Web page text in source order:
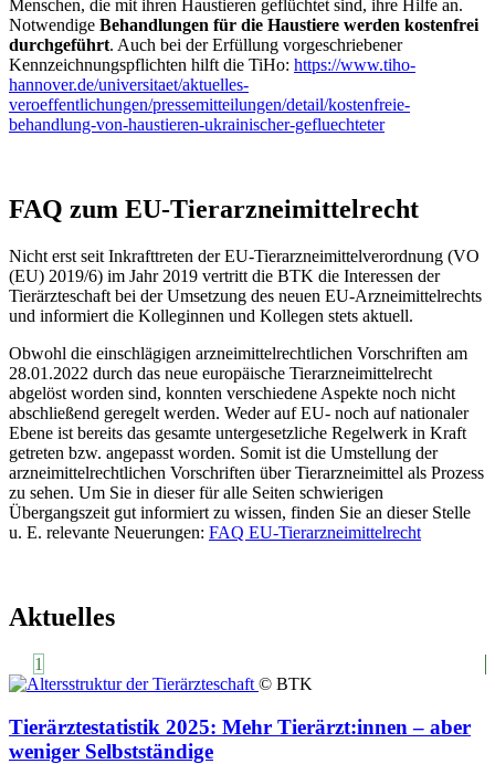
Menschen, die mit ihren Haustieren geflüchtet sind, ihre Hilfe an.
Notwendige Behandlungen für die Haustiere werden kostenfrei
durchgeführt. Auch bei der Erfüllung vorgeschriebener
Kennzeichnungspflichten hilft die TiHo: https://www.tiho-
hannover.de/universitaet/aktuelles-
veroeffentlichungen/pressemitteilungen/detail/kostenfreie-
behandlung-von-haustieren-ukrainischer-gefluechteter
FAQ zum EU-Tierarzneimittelrecht
Nicht erst seit Inkrafttreten der EU-Tierarzneimittelverordnung (VO
(EU) 2019/6) im Jahr 2019 vertritt die BTK die Interessen der
Tierärzteschaft bei der Umsetzung des neuen EU-Arzneimittelrechts
und informiert die Kolleginnen und Kollegen stets aktuell.
Obwohl die einschlägigen arzneimittelrechtlichen Vorschriften am
28.01.2022 durch das neue europäische Tierarzneimittelrecht
abgelöst worden sind, konnten verschiedene Aspekte noch nicht
abschließend geregelt werden. Weder auf EU- noch auf nationaler
Ebene ist bereits das gesamte untergesetzliche Regelwerk in Kraft
getreten bzw. angepasst worden. Somit ist die Umstellung der
arzneimittelrechtlichen Vorschriften über Tierarzneimittel als Prozess
zu sehen. Um Sie in dieser für alle Seiten schwierigen
Übergangszeit gut informiert zu wissen, finden Sie an dieser Stelle
u. E. relevante Neuerungen: FAQ EU-Tierarzneimittelrecht
Aktuelles
1
© BTK
Tierärztestatistik 2025: Mehr Tierärzt:innen – aber
weniger Selbstständige